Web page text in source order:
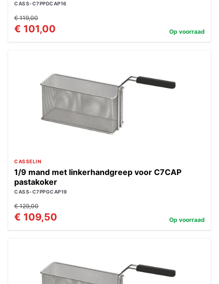
CASS-C7PPDCAP16
€ 119,00
€ 101,00 Op voorraad
CASSELIN
1/9 mand met linkerhandgreep voor C7CAP
pastakoker
CASS-C7PPGCAP19
€ 129,00
€ 109,50 Op voorraad